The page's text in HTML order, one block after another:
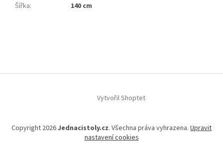
Šířka: 140 cm
Vytvořil Shoptet
Copyright 2026Jednacistoly.cz. Všechna práva vyhrazena. Upravit
nastavení cookies